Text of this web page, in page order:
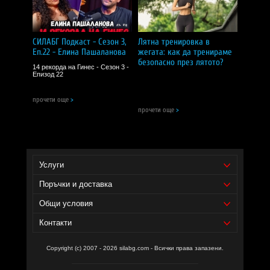
CИЛA БГ Tийм!
Доставчик на продукта - И фудс ЕООД.
Уебсайт на производителя -
https://www.nowfoods.com/
СИЛАБГ Подкаст - Сезон 3,
Еп.22 - Елина Пашаланова
14 рекорда на Гинес - Сезон 3 -
Епизод 22
прочети още >
Лятна тренировка в
жегата: как да тренираме
безопасно през лятото?
прочети още >
Услуги
Поръчки и доставка
Общи условия
Контакти
Copyright (c) 2007 - 2026 silabg.com - Всички права запазени.